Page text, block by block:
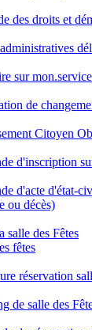
des droits et
sur
de
Citoyen
d'inscription
d'acte d'état-
ou décès)
salle des Fêtes
fêtes
réservation
de salle des